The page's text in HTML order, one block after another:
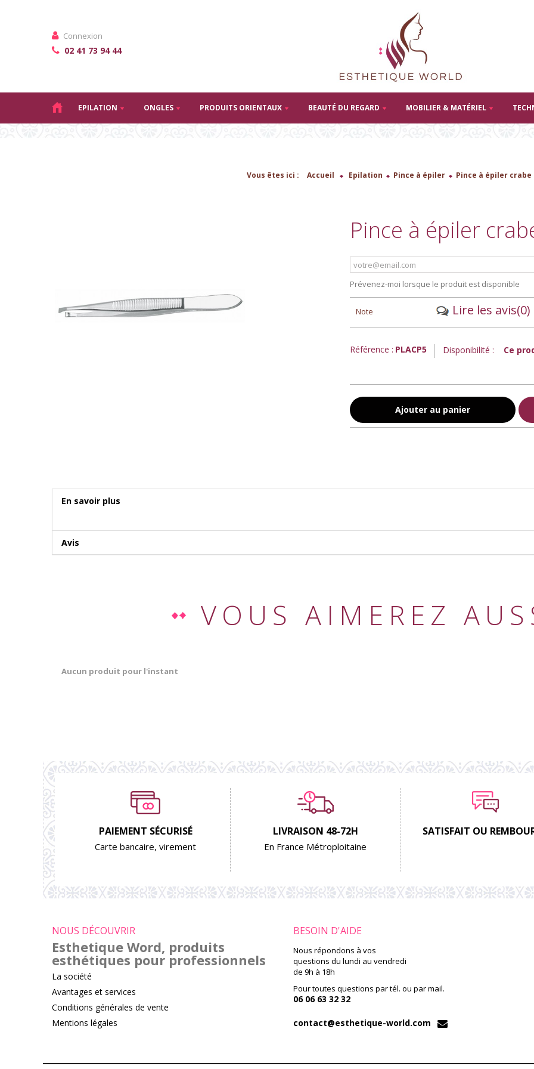
Connexion
02 41 73 94 44
EPILATION ONGLES PRODUITS ORIENTAUX BEAUTÉ DU REGARD MOBILIER & MATÉRIEL
Vous êtes ici : Accueil > Epilation > Pince à épiler > Pince à épiler
Pince à épiler
Prévenez-moi lorsque le produit est disponible
Note Lire les avis(0)
Référence : PLACP5 Disponibilité : Ce
Ajouter au panier
En savoir plus
Avis
VOUS AIMEREZ
Aucun produit pour l'instant
PAIEMENT SÉCURISÉ
Carte bancaire, virement
LIVRAISON 48-72H
En France Métroploitaine
SATISFAIT OU
NOUS DÉCOUVRIR
Esthetique Word, produits
esthétiques pour professionnels
La société
Avantages et services
Conditions générales de vente
Mentions légales
BESOIN D'AIDE
Nous répondons à vos
questions du lundi au vendredi
de 9h à 18h
Pour toutes questions par tél. ou par mail.
06 06 63 32 32
contact@esthetique-world.com